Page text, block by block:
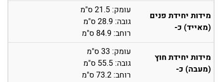
מידות יחידת פנים
(מאייד) כ-
עומק: 21.5 ס"מ
גובה: 28.9 ס"מ
רוחב: 84.9 ס"מ
מידות יחידת חוץ
(מעבה) כ-
עומק: 33 ס"מ
גובה: 55.5 ס"מ
רוחב: 73.2 ס"מ